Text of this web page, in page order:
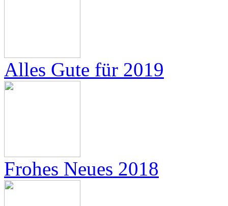
Alles Gute für 2019
Frohes Neues 2018